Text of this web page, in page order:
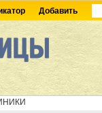
Добавить